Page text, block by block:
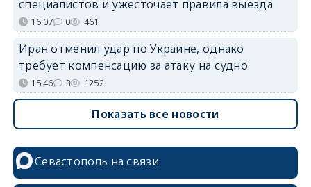
специалистов и ужесточает правила выезда
16:07 0 461
Иран отменил удар по Украине, однако
требует компенсацию за атаку на судно
15:46 3 1252
Показать все новости
Севастополь на связи